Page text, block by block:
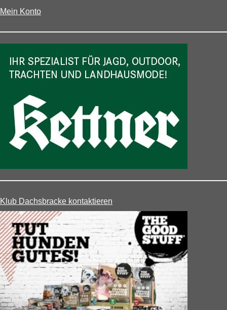
Mein Konto
Klub Dachsbracke kontaktieren